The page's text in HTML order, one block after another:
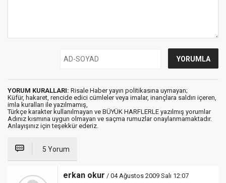
YORUM KURALLARI: Risale Haber yayın politikasına uymayan;
Küfür, hakaret, rencide edici cümleler veya imalar, inançlara saldırı içeren,
imla kuralları ile yazılmamış,
Türkçe karakter kullanılmayan ve BÜYÜK HARFLERLE yazılmış yorumlar
Adınız kısmına uygun olmayan ve saçma rumuzlar onaylanmamaktadır.
Anlayışınız için teşekkür ederiz.
5 Yorum
erkan okur / 04 Ağustos 2009 Salı 12:07